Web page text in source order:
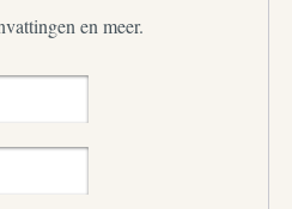
en meer.